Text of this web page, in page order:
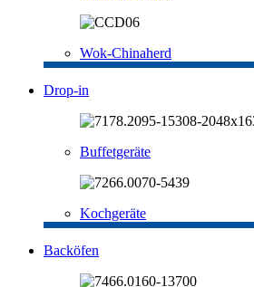
Wok-Chinaherd
Drop-in
Buffetgeräte
Kochgeräte
Backöfen